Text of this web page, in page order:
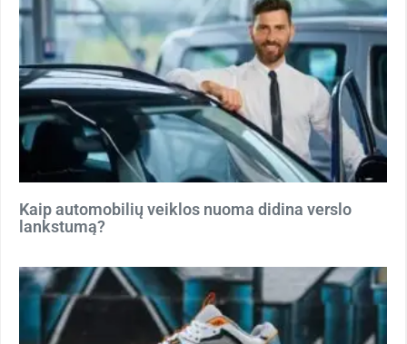
Kaip automobilių veiklos nuoma didina verslo
lankstumą?